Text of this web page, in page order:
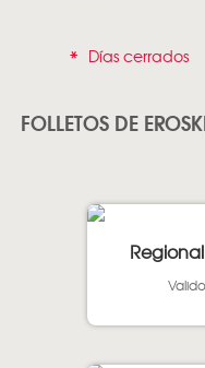
* Días cerrados
FOLLETOS DE
Regional